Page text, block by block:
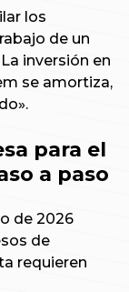
los
de un
inversión en
se amortiza,
para el
a paso
de 2026
de
requieren